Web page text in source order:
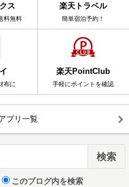
ス
料無料
楽天トラベル
簡単宿泊予約！
布に
楽天PointClub
手軽にポイントを確認
プリ一覧
このブログ内を検索